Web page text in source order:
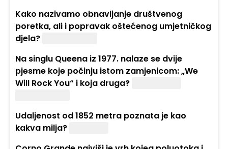
Kako nazivamo obnavljanje društvenog
poretka, ali i popravak oštećenog umjetničkog
djela?
Na singlu Queena iz 1977. nalaze se dvije
pjesme koje počinju istom zamjenicom: „We
Will Rock You“ i koja druga?
Udaljenost od 1852 metra poznata je kao
kakva milja?